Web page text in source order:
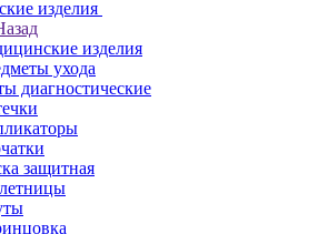
изделия
изделия
ухода
диагностические
защитная